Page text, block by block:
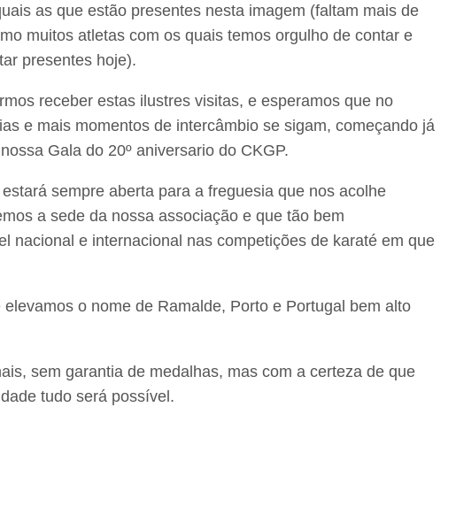
as que estão presentes nesta imagem (faltam mais de
muitos atletas com os quais temos orgulho de contar e
presentes hoje).
receber estas ilustres visitas, e esperamos que no
e mais momentos de intercâmbio se sigam, começando já
Gala do 20º aniversario do CKGP.
sempre aberta para a freguesia que nos acolhe
a sede da nossa associação e que tão bem
nacional e internacional nas competições de karaté em que
elevamos o nome de Ramalde, Porto e Portugal bem alto
sem garantia de medalhas, mas com a certeza de que
tudo será possível.